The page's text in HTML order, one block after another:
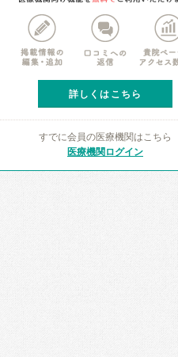
詳しくはこちら
すでに会員の医療機関はこちら
医療機関ログイン